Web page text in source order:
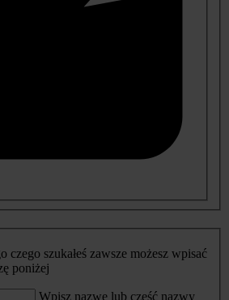
czego szukałeś zawsze możesz wpisać
poniżej
Wpisz nazwę lub część nazwy